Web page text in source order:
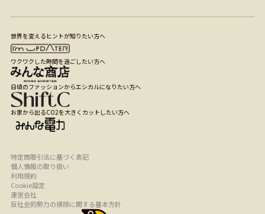
世界を変えるヒントが知りたい方へ
ワクワクした時間を過ごしたい方へ
日頃のファッションからエシカルになりたい方へ
お家から出るCO2を大きくカットしたい方へ
特定商取引法に基づく表記
個人情報の取り扱い
利用規約
Cookie設定
運営会社
反社会的勢力の排除に関する基本方針